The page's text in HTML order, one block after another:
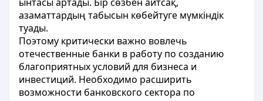
азаматтардың табысын көбейтуге мүмкіндік
туады.
Поэтому критически важно вовлечь
отечественные банки в работу по созданию
благоприятных условий для бизнеса и
инвестиций. Необходимо расширить
возможности банковского сектора по